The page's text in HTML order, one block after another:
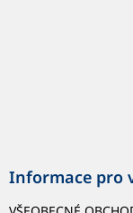
Informace pro